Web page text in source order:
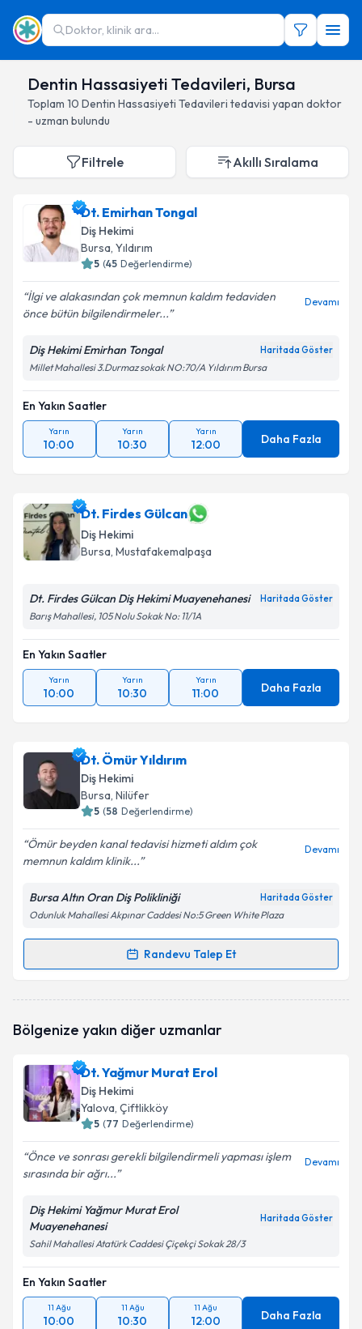
Doktor, klinik ara...
Dentin Hassasiyeti Tedavileri, Bursa
Toplam 10 Dentin Hassasiyeti Tedavileri tedavisi yapan doktor
- uzman bulundu
Filtrele Akıllı Sıralama
Dt. Emirhan Tongal
Diş Hekimi
Bursa, Yıldırım
5 (45 Değerlendirme)
İlgi ve alakasından çok memnun kaldım tedaviden
önce bütün bilgilendirmeler...
Devamı
Diş Hekimi Emirhan Tongal Haritada Göster
Millet Mahallesi 3.Durmaz sokak NO:70/A Yıldırım Bursa
En Yakın Saatler
Yarın
10:00
Yarın
10:30
Yarın
12:00 Daha Fazla
Dt. Firdes Gülcan
Diş Hekimi
Bursa, Mustafakemalpaşa
Dt. Firdes Gülcan Diş Hekimi Muayenehanesi Haritada Göster
Barış Mahallesi, 105 Nolu Sokak No: 11/1A
En Yakın Saatler
Yarın
10:00
Yarın
10:30
Yarın
11:00 Daha Fazla
Dt. Ömür Yıldırım
Diş Hekimi
Bursa, Nilüfer
5 (58 Değerlendirme)
Ömür beyden kanal tedavisi hizmeti aldım çok
memnun kaldım klinik...
Devamı
Bursa Altın Oran Diş Polikliniği Haritada Göster
Odunluk Mahallesi Akpınar Caddesi No:5 Green White Plaza
Randevu Talep Et
Randevu Takvimi Talebi
oluşturun. Size bu uzmandan randevu almanız için bir
E-posta Adresiniz
Kişisel verilerimin işlenmesine ilişkinAydınlatma
Metni'ni okudum ve kişisel verilerimin belirtilen
Takvim Talebini Gönder
Bölgenize yakın diğer uzmanlar
Dt. Yağmur Murat Erol
Diş Hekimi
Yalova, Çiftlikköy
5 (77 Değerlendirme)
Önce ve sonrası gerekli bilgilendirmeli yapması işlem
sırasında bir ağrı...
Devamı
Diş Hekimi Yağmur Murat Erol
Muayenehanesi
Haritada Göster
Sahil Mahallesi Atatürk Caddesi Çiçekçi Sokak 28/3
En Yakın Saatler
11 Ağu
10:00
11 Ağu
10:30
11 Ağu
12:00 Daha Fazla